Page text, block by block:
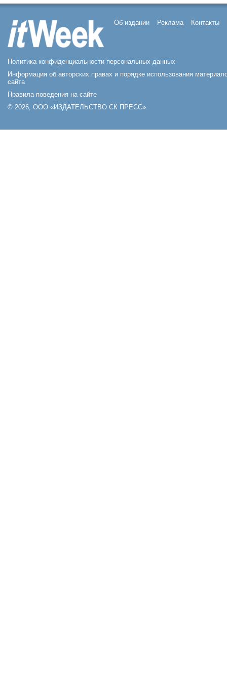
Об издании Реклама Контакты
Политика конфиденциальности персональных данных
Информация об авторских правах и порядке использования
сайта
Правила поведения на сайте
© 2026, ООО «ИЗДАТЕЛЬСТВО СК ПРЕСС».